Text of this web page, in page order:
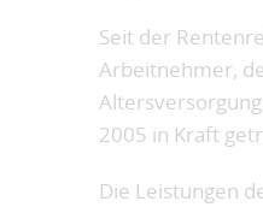
Seit der
Arbeitnehmer,
2005 in Kraft
Die Leistungen